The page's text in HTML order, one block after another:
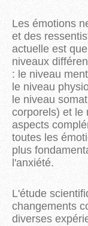
Les émotions
et des
actuelle est
niveaux
: le niveau
le niveau
le niveau
corporels) et le
aspects
toutes les
plus
l'anxiété.
L'étude
changements
diverses